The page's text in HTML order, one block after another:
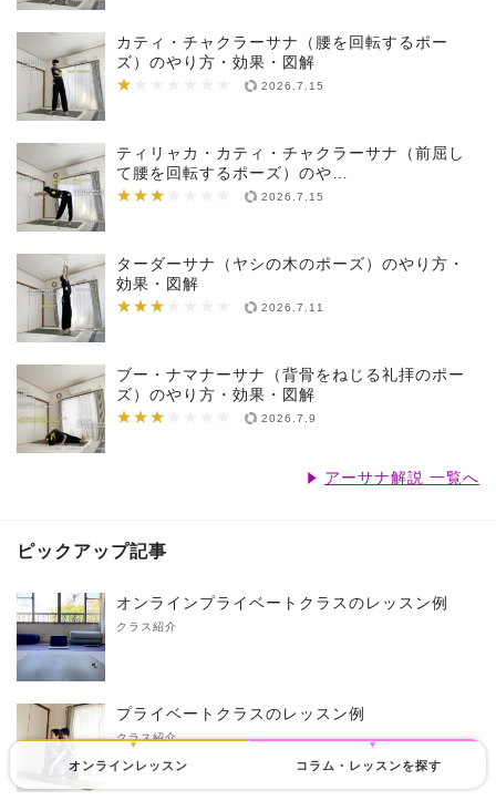
オンラインレッスン コラム・レッスンを探す
カティ・チャクラーサナ（腰を回転するポー
ズ）のやり方・効果・図解
★
★★★★★★★ 2026.7.15
ティリャカ・カティ・チャクラーサナ（前屈し
て腰を回転するポーズ）のや…
★★★
★★★★★★★ 2026.7.15
ターダーサナ（ヤシの木のポーズ）のやり方・
効果・図解
★★★
★★★★★★★ 2026.7.11
ブー・ナマナーサナ（背骨をねじる礼拝のポー
ズ）のやり方・効果・図解
★★★
★★★★★★★ 2026.7.9
アーサナ解説 一覧へ
ピックアップ記事
オンラインプライベートクラスのレッスン例
クラス紹介
プライベートクラスのレッスン例
クラス紹介